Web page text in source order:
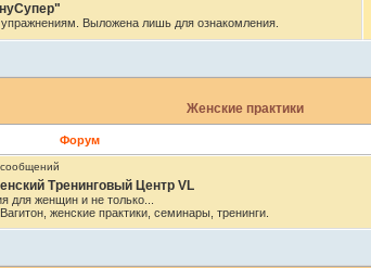
Выложена лишь для ознакомления.
Женские практики
Форум
Тренинговый Центр VL
для женщин и не только...
женские практики, семинары, тренинги.